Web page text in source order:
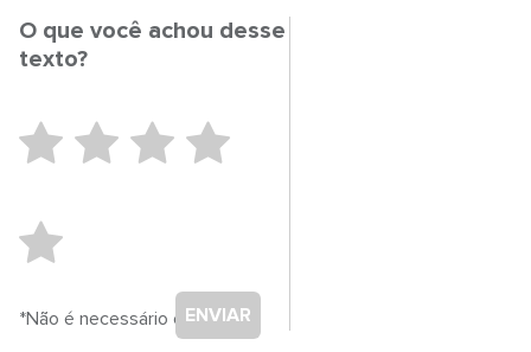
O que você achou desse
texto?
ENVIAR
*Não é necessário cadastro.